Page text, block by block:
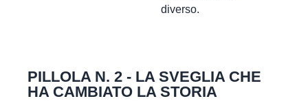
diverso.
PILLOLA N. 2 - LA SVEGLIA CHE
HA CAMBIATO LA STORIA